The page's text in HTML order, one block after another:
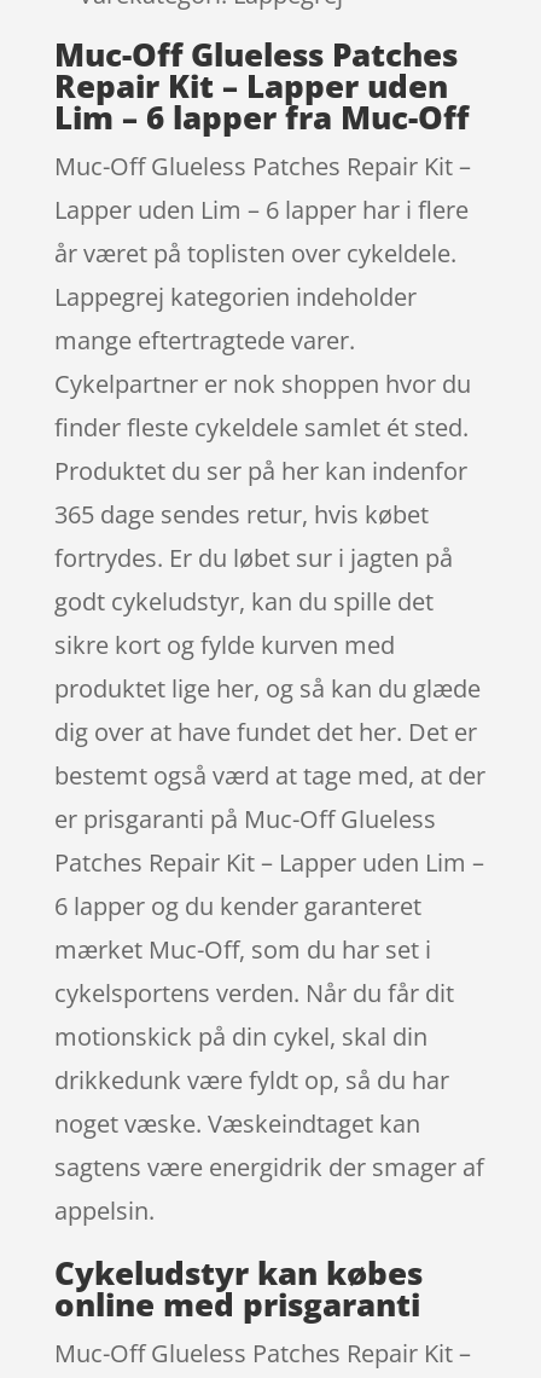
Muc-Off Glueless Patches
Repair Kit – Lapper uden
Lim – 6 lapper fra Muc-Off
Muc-Off Glueless Patches Repair Kit –
Lapper uden Lim – 6 lapper har i flere
år været på toplisten over cykeldele.
Lappegrej kategorien indeholder
mange eftertragtede varer.
Cykelpartner er nok shoppen hvor du
finder fleste cykeldele samlet ét sted.
Produktet du ser på her kan indenfor
365 dage sendes retur, hvis købet
fortrydes. Er du løbet sur i jagten på
godt cykeludstyr, kan du spille det
sikre kort og fylde kurven med
produktet lige her, og så kan du glæde
dig over at have fundet det her. Det er
bestemt også værd at tage med, at der
er prisgaranti på Muc-Off Glueless
Patches Repair Kit – Lapper uden Lim –
6 lapper og du kender garanteret
mærket Muc-Off, som du har set i
cykelsportens verden. Når du får dit
motionskick på din cykel, skal din
drikkedunk være fyldt op, så du har
noget væske. Væskeindtaget kan
sagtens være energidrik der smager af
appelsin.
Cykeludstyr kan købes
online med prisgaranti
Muc-Off Glueless Patches Repair Kit –